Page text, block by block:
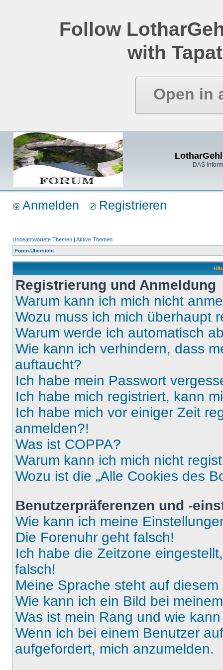
Follow
with
Open in
DAS
Anmelden Registrieren
Unbeantwortete Themen | Aktive Themen
Foren-Übersicht
Registrierung und Anmeldung
Warum kann ich mich nicht
Wozu muss ich mich überhaupt
Warum werde ich automatisch
Wie kann ich verhindern, dass
auftaucht?
Ich habe mein Passwort
Ich habe mich registriert, kann
Ich habe mich vor einiger Zeit
anmelden?!
Was ist COPPA?
Warum kann ich mich nicht
Wozu ist die „Alle Cookies des
Benutzerpräferenzen und -
Wie kann ich meine
Die Forenuhr geht falsch!
Ich habe die Zeitzone
falsch!
Meine Sprache steht auf
Wie kann ich ein Bild bei
Was ist mein Rang und wie
Wenn ich bei einem Benutzer
aufgefordert, mich anzumelden.